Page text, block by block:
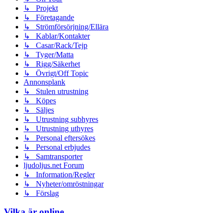
↳ Projekt
↳ Företagande
↳ Strömförsörjning/Ellära
↳ Kablar/Kontakter
↳ Casar/Rack/Tejp
↳ Tyger/Matta
↳ Rigg/Säkerhet
↳ Övrigt/Off Topic
Annonsplank
↳ Stulen utrustning
↳ Köpes
↳ Säljes
↳ Utrustning subhyres
↳ Utrustning uthyres
↳ Personal eftersökes
↳ Personal erbjudes
↳ Samtransporter
ljudoljus.net Forum
↳ Information/Regler
↳ Nyheter/omröstningar
↳ Förslag